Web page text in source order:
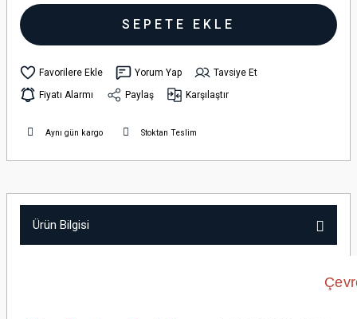
SEPETE EKLE
Yorum Yap
Tavsiye Et
Fiyatı Alarmı
Paylaş Karşılaştır
Aynı gün kargo Stoktan Teslim
Ürün Bilgisi